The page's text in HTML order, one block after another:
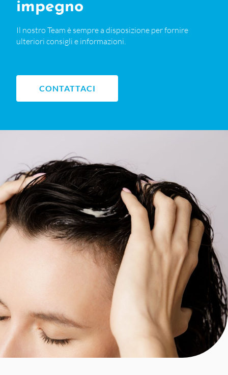
impegno
Il nostro Team è sempre a disposizione per fornire
ulteriori consigli e informazioni.
CONTATTACI